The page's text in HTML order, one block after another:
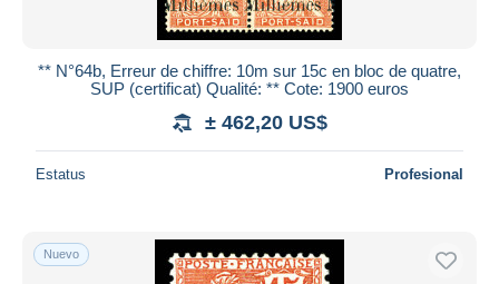
** N°64b, Erreur de chiffre: 10m sur 15c en bloc de quatre,
SUP (certificat) Qualité: ** Cote: 1900 euros
± 462,20 US$
Estatus Profesional
Nuevo